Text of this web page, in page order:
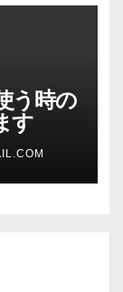
う時の
す